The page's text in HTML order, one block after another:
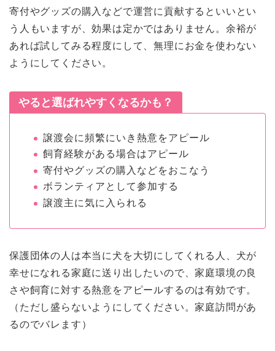
寄付やグッズの購入などで運営に貢献するといいとい
う人もいますが、効果は定かではありません。余裕が
あれば試してみる程度にして、無理にお金を使わない
ようにしてください。
やると選ばれやすくなるかも？
譲渡会に頻繁にいき熱意をアピール
飼育経験がある場合はアピール
寄付やグッズの購入などをおこなう
ボランティアとして参加する
譲渡主に気に入られる
保護団体の人は本当に犬を大切にしてくれる人、犬が
幸せになれる家庭に送り出したいので、家庭環境の良
さや飼育に対する熱意をアピールするのは有効です。
（ただし盛らないようにしてください。家庭訪問があ
るのでバレます）